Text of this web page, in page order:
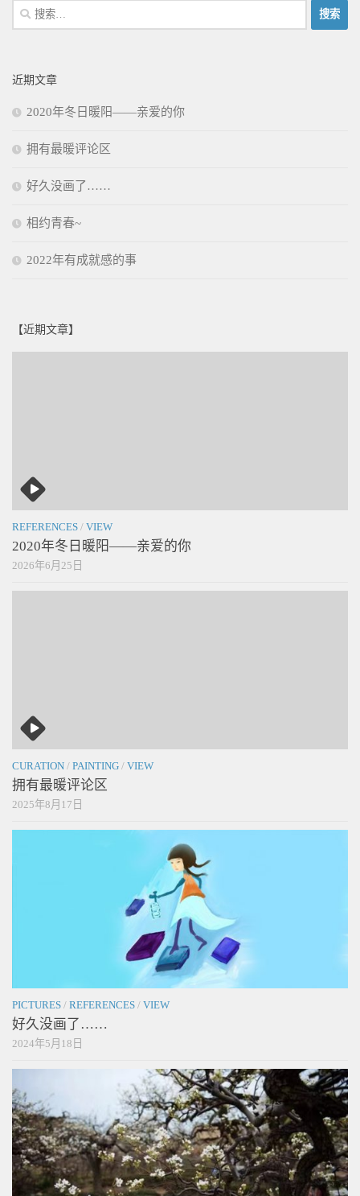
搜
索：
近期文章
2020年冬日暖阳——亲爱的你
拥有最暖评论区
好久没画了……
相约青春~
2022年有成就感的事
【近期文章】
REFERENCES / VIEW
2020年冬日暖阳——亲爱的你
2026年6月25日
CURATION / PAINTING / VIEW
拥有最暖评论区
2025年8月17日
PICTURES / REFERENCES / VIEW
好久没画了……
2024年5月18日